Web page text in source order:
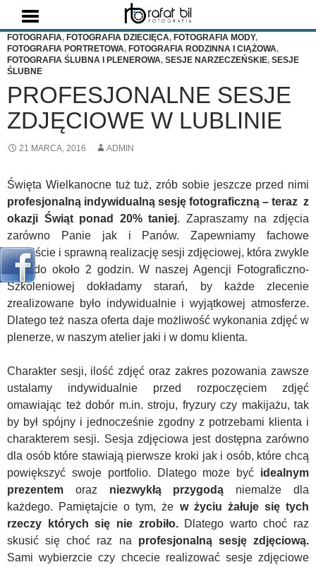
FOTOGRAFIA, FOTOGRAFIA DZIECIĘCA, FOTOGRAFIA MODY,
FOTOGRAFIA PORTRETOWA, FOTOGRAFIA RODZINNA I CIĄŻOWA,
FOTOGRAFIA ŚLUBNA I PLENEROWA, SESJE NARZECZEŃSKIE, SESJE
ŚLUBNE
PROFESJONALNE SESJE
ZDJĘCIOWE W LUBLINIE
21 MARCA, 2016 ADMIN
Święta Wielkanocne tuż tuż, zrób sobie jeszcze przed nimi
profesjonalną indywidualną sesję fotograficzną – teraz z
okazji Świąt ponad 20% taniej. Zapraszamy na zdjęcia
zarówno Panie jak i Panów. Zapewniamy fachowe
podejście i sprawną realizację sesji zdjęciowej, która zwykle
trwa do około 2 godzin. W naszej Agencji Fotograficzno-
Szkoleniowej dokładamy starań, by każde zlecenie
zrealizowane było indywidualnie i wyjątkowej atmosferze.
Dlatego też nasza oferta daje możliwość wykonania zdjęć w
plenerze, w naszym atelier jaki i w domu klienta.
Charakter sesji, ilość zdjęć oraz zakres pozowania zawsze
ustalamy indywidualnie przed rozpoczęciem zdjęć
omawiając też dobór m.in. stroju, fryzury czy makijażu, tak
by był spójny i jednocześnie zgodny z potrzebami klienta i
charakterem sesji. Sesja zdjęciowa jest dostępna zarówno
dla osób które stawiają pierwsze kroki jak i osób, które chcą
powiększyć swoje portfolio. Dlatego może być idealnym
prezentem oraz niezwykłą przygodą niemalże dla
każdego. Pamiętajcie o tym, że w życiu żałuje się tych
rzeczy których się nie zrobiło.Dlatego warto choć raz
skusić się choć raz na profesjonalną sesję zdjęciową.
Sami wybierzcie czy chcecie realizować sesje zdjęciowe